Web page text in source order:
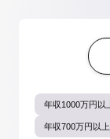
年収1000万円以
年収700万円以上